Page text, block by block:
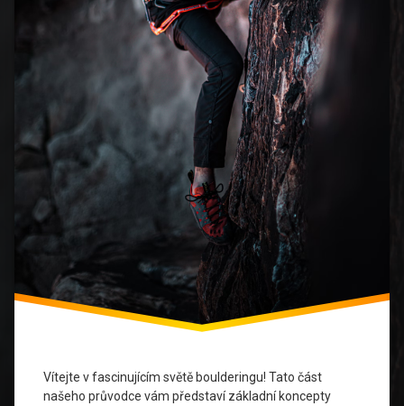
Vítejte v fascinujícím světě boulderingu! Tato část
našeho průvodce vám představí základní koncepty
Oblasti
Lezecké
Lezení
Na
Olympijský
Bouldering
Skalolezení